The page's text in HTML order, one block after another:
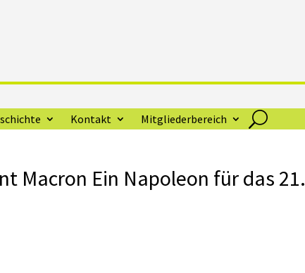
Kontakt Mitgliederbereich
Macron Ein Napoleon für das 21.